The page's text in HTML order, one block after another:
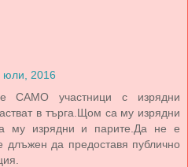
юли, 2016
САМО участници с изрядни
в търга.Щом са му изрядни
му изрядни и парите.Да не е
длъжен да предоставя публично